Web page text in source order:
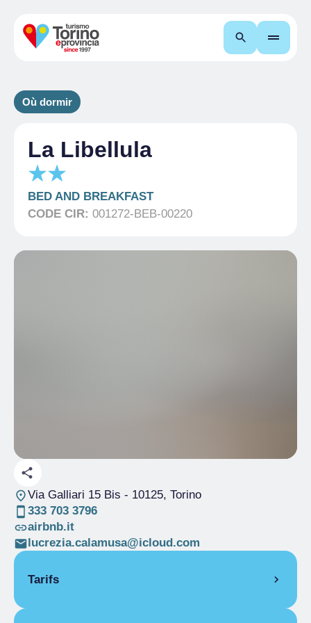
Recherche
Où dormir
La Libellula
BED AND BREAKFAST
CODE CIR: 001272-BEB-00220
Via Galliari 15 Bis - 10125, Torino
333 703 3796
airbnb.it
lucrezia.calamusa@icloud.com
Tarifs